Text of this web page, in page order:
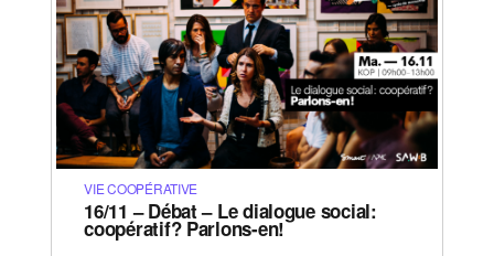
VIE COOPÉRATIVE
16/11 – Débat – Le dialogue social:
coopératif? Parlons-en!